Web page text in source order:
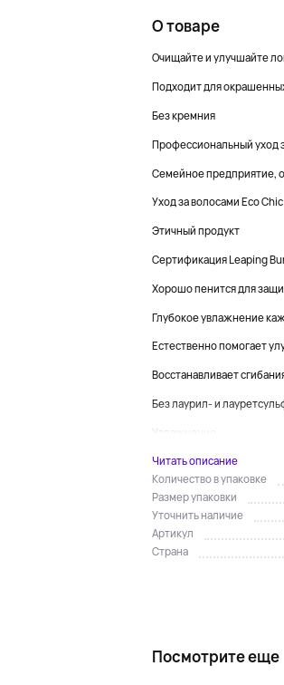
О товаре
Очищайте и улучшайте
Подходит для
Без кремния
Профессиональный уход
Семейное предприятие,
Уход за волосами Eco Chic
Этичный продукт
Сертификация Leaping
Хорошо пенится для
Глубокое увлажнение
Естественно помогает
Восстанавливает
Без лаурил- и
Увлажнение...
Читать описание
Количество в упаковке
Размер упаковки
Уточнить наличие
Артикул
Страна
Посмотрите еще